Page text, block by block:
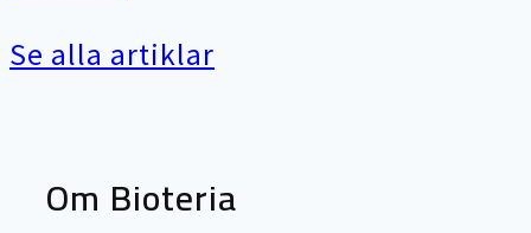
Se alla artiklar
Om Bioteria